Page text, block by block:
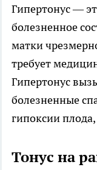
Гипертонус —
болезненное
матки
требует
Гипертонус
болезненные
гипоксии
Тонус на